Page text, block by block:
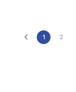
1 2